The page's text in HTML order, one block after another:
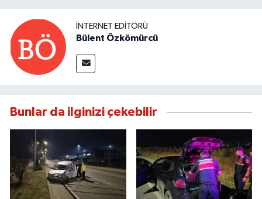
İNTERNET EDITÖRÜ
Bülent Özkömürcü
Bunlar da ilginizi çekebilir